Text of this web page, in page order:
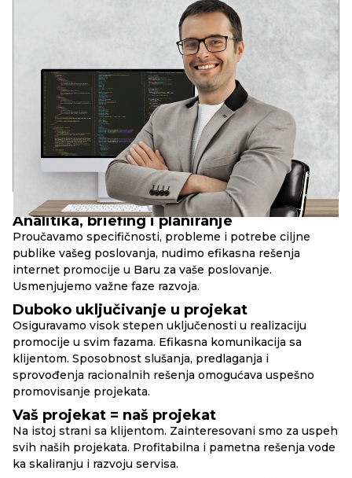
PRINCIPIRBAND
Analitika, briefing i planiranje
Proučavamo specifičnosti, probleme i potrebe ciljne
publike vašeg poslovanja, nudimo efikasna rešenja
internet promocije u Baru za vaše poslovanje.
Usmenjujemo važne faze razvoja.
Duboko uključivanje u projekat
Osiguravamo visok stepen uključenosti u realizaciju
promocije u svim fazama. Efikasna komunikacija sa
klijentom. Sposobnost slušanja, predlaganja i
sprovođenja racionalnih rešenja omogućava uspešno
promovisanje projekata.
Vaš projekat = naš projekat
Na istoj strani sa klijentom. Zainteresovani smo za uspeh
svih naših projekata. Profitabilna i pametna rešenja vode
ka skaliranju i razvoju servisa.
17+
godina u razvoju
90+
uspešnih web-projekata
10+
složenih web-servisa
VODEĆI DEVELOPER
Dva stručna obrazovanja u oblasti razvoja softvera
U mladom uzrastu prepoznao potencijal informacionih
tehnologija: globalizaciju i duboku integraciju IT rešenja u
društvene strukture savremenog društva.
Iskustvo u raznim IT oblastima od 2006. godine. Analitičko
sistemsko razmišljanje. Kompetencije za rešavanje poslovnih
zadataka, DevOps, Full Stack, SEO.